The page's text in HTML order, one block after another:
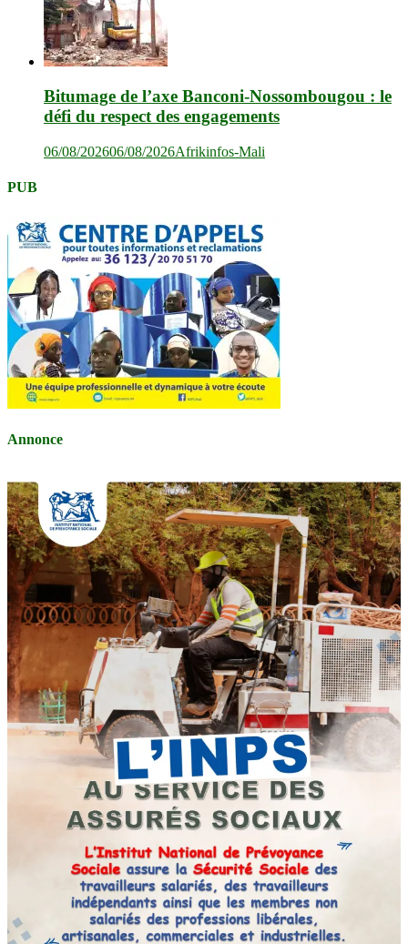
Bitumage de l’axe Banconi-Nossombougou : le
défi du respect des engagements
06/08/202606/08/2026Afrikinfos-Mali
PUB
Annonce